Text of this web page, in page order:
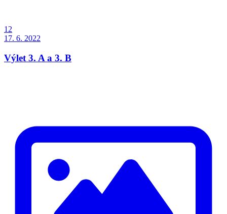
12
17. 6. 2022
Výlet 3. A a 3. B